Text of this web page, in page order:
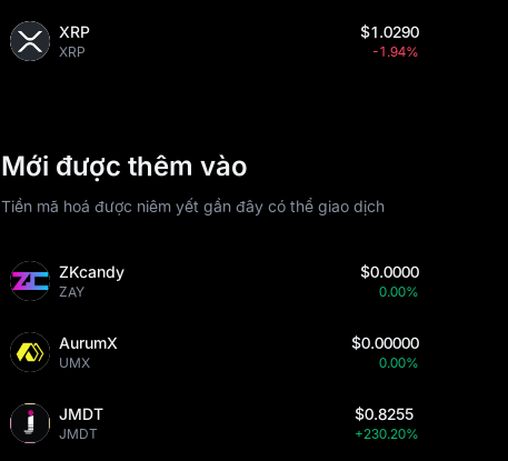
XRP
XRP
$1.0290
-1.94%
Mới được thêm vào
Tiền mã hoá được niêm yết gần đây có thể giao dịch
ZKcandy
ZAY
$0.0000
0.00%
AurumX
UMX
$0.00000
0.00%
JMDT
JMDT
$0.8255
+230.20%